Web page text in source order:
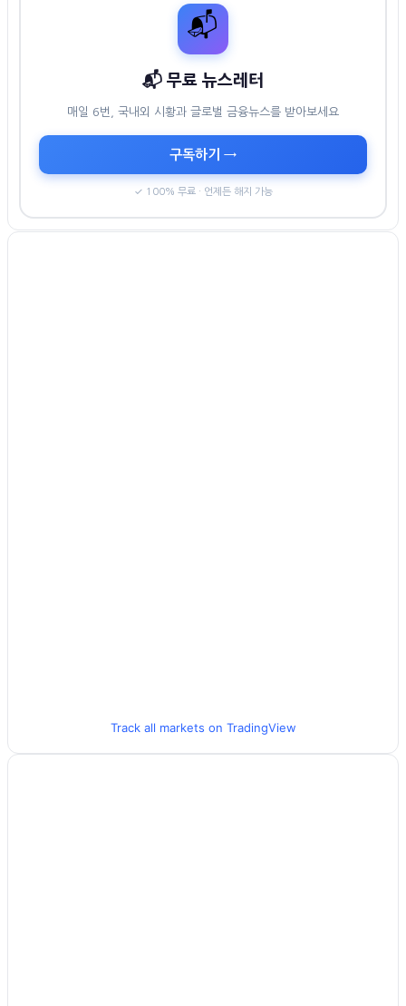
📬
📬 무료 뉴스레터
매일 6번, 국내외 시황과 글로벌 금융뉴스를 받아보세요
구독하기 →
✓ 100% 무료 · 언제든 해지 가능
Track all markets on TradingView